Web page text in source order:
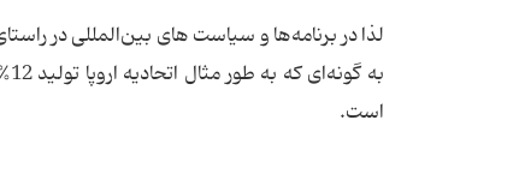
لذا در برنامه‌ها و سیاست های بین‌المللی در
است.